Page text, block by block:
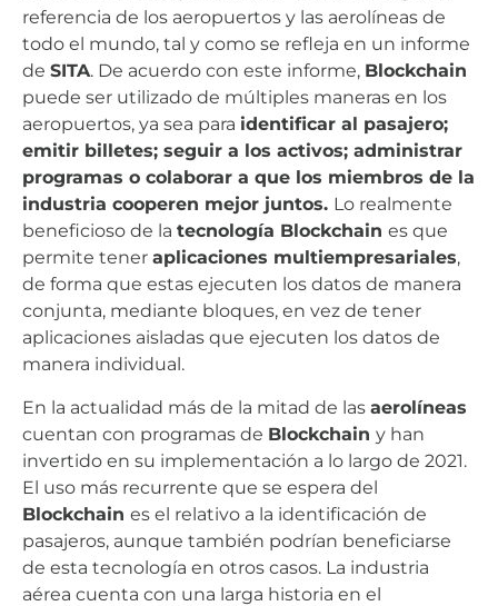
referencia de los aeropuertos y las aerolíneas de
todo el mundo, tal y como se refleja en un informe
de SITA. De acuerdo con este informe, Blockchain
puede ser utilizado de múltiples maneras en los
aeropuertos, ya sea para identificar al pasajero;
emitir billetes; seguir a los activos; administrar
programas o colaborar a que los miembros de la
industria cooperen mejor juntos. Lo realmente
beneficioso de la tecnología Blockchain es que
permite tener aplicaciones multiempresariales,
de forma que estas ejecuten los datos de manera
conjunta, mediante bloques, en vez de tener
aplicaciones aisladas que ejecuten los datos de
manera individual.
En la actualidad más de la mitad de las aerolíneas
cuentan con programas de Blockchain y han
invertido en su implementación a lo largo de 2021.
El uso más recurrente que se espera del
Blockchain es el relativo a la identificación de
pasajeros, aunque también podrían beneficiarse
de esta tecnología en otros casos. La industria
aérea cuenta con una larga historia en el